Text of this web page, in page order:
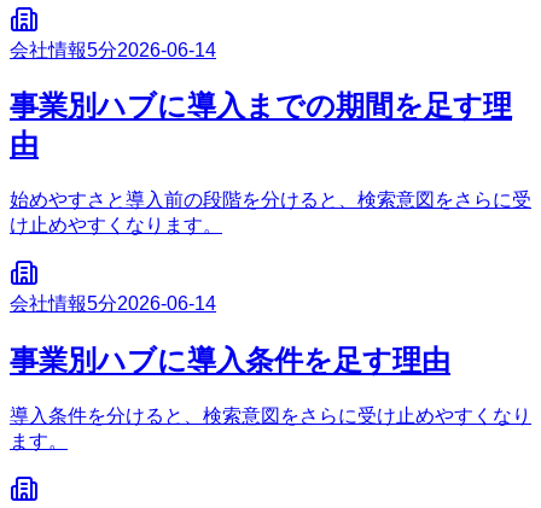
会社情報5分2026-06-14
事業別ハブに導入までの期間を足す理
由
始めやすさと導入前の段階を分けると、検索意図をさらに受
け止めやすくなります。
会社情報5分2026-06-14
事業別ハブに導入条件を足す理由
導入条件を分けると、検索意図をさらに受け止めやすくなり
ます。